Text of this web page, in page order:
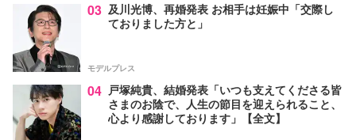
03 及川光博、再婚発表 お相手は妊娠中「交際し
ておりました方と」
モデルプレス
04 戸塚純貴、結婚発表「いつも支えてくださる皆
さまのお陰で、人生の節目を迎えられること、
心より感謝しております」【全文】